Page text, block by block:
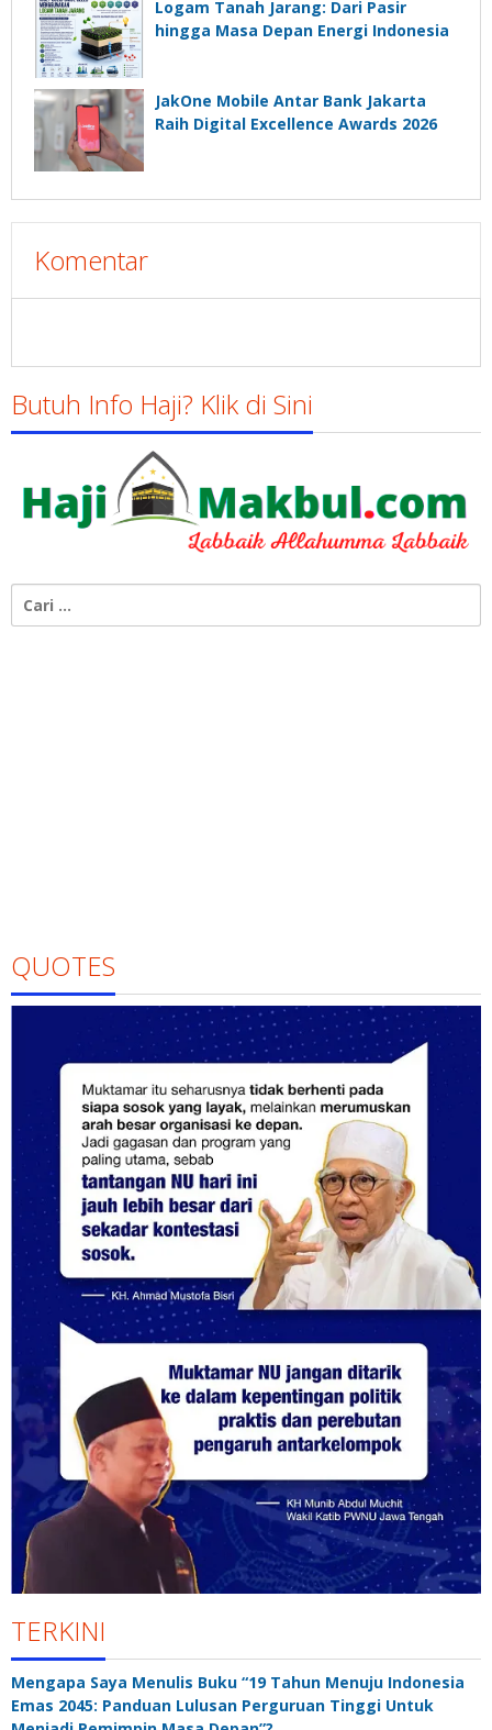
Logam Tanah Jarang: Dari Pasir
hingga Masa Depan Energi Indonesia
JakOne Mobile Antar Bank Jakarta
Raih Digital Excellence Awards 2026
Komentar
Butuh Info Haji? Klik di Sini
untuk:
QUOTES
TERKINI
Mengapa Saya Menulis Buku “19 Tahun Menuju Indonesia
Emas 2045: Panduan Lulusan Perguruan Tinggi Untuk